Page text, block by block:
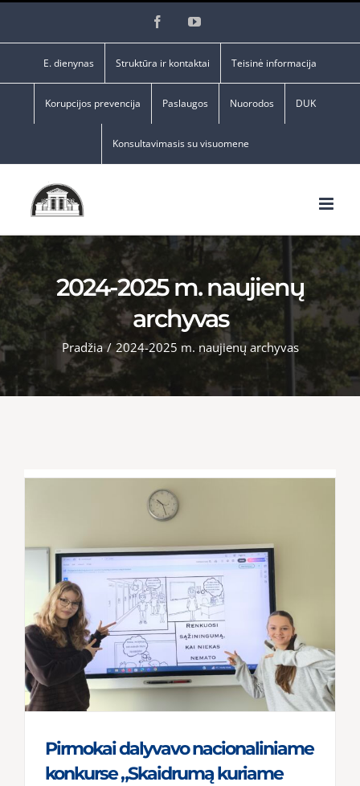
FacebookYouTube
E. dienynas Struktūra ir kontaktai Teisinė informacija
Korupcijos prevencija Paslaugos Nuorodos DUK
Konsultavimasis su visuomene
2024-2025 m. naujienų
archyvas
Pradžia / 2024-2025 m. naujienų archyvas
Pirmokai dalyvavo nacionaliniame
konkurse „Skaidrumą kuriame